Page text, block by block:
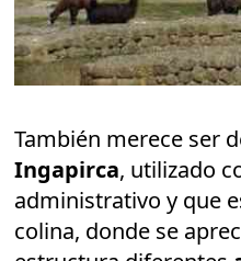
También merece ser
Ingapirca, utilizado
administrativo y que
colina, donde se